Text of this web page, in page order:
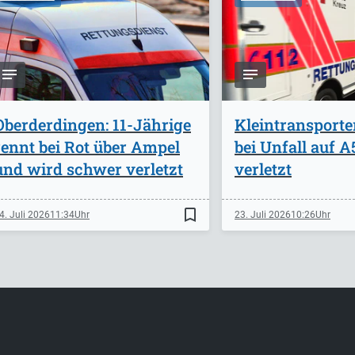
11-Jährige
bei Rot über Ampel
wird schwer verletzt
Juli 202611:34 bookmark_border
bei Unfall auf
verletzt
23. Juli 202610:26